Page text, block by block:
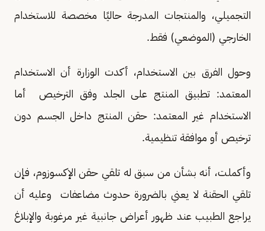
التجميلي، والمنتجات المدرجة حاليًا مخصصة للاستخدام
الخارجي (الموضعي) فقط.
وحول الفرق بين الاستخدام، أكدت الوزارة أن الاستخدام
المعتمد: تطبيق المنتج على الجلد وفق الترخيص أما
الاستخدام غير المعتمد: حقن المنتج داخل الجسم دون
ترخيص أو موافقة تنظيمية.
وأكملت، أنه بشأن من سبق له تلقي حقن الإكسوزوم، فإن
تلقي الحقنة لا يعني بالضرورة حدوث مضاعفات وعليه أن
يراجع الطبيب عند ظهور أعراض جانبية غير مرغوبة والإبلاغ